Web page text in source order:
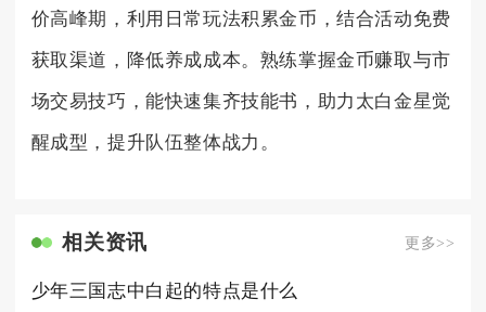
价高峰期，利用日常玩法积累金币，结合活动免费
获取渠道，降低养成成本。熟练掌握金币赚取与市
场交易技巧，能快速集齐技能书，助力太白金星觉
醒成型，提升队伍整体战力。
相关资讯 更多>>
少年三国志中白起的特点是什么